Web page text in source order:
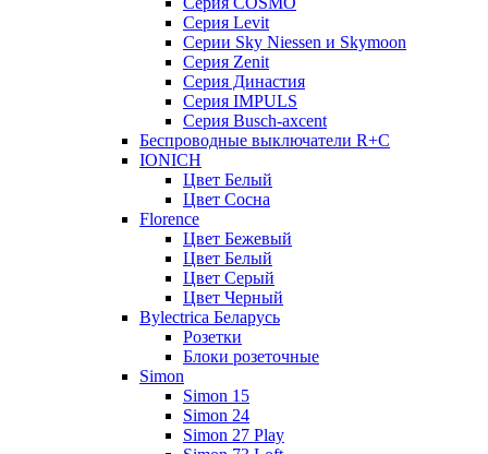
Серия Lеvit
Серии Sky Niessen и Skymoon
Серия Zenit
Серия Династия
Серия IMPULS
Серия Вusch-axcent
Беспроводные выключатели R+C
IONICH
Цвет Белый
Цвет Сосна
Florence
Цвет Бежевый
Цвет Белый
Цвет Серый
Цвет Черный
Bylectrica Беларусь
Розетки
Блоки розеточные
Simon
Simon 15
Simon 24
Simon 27 Play